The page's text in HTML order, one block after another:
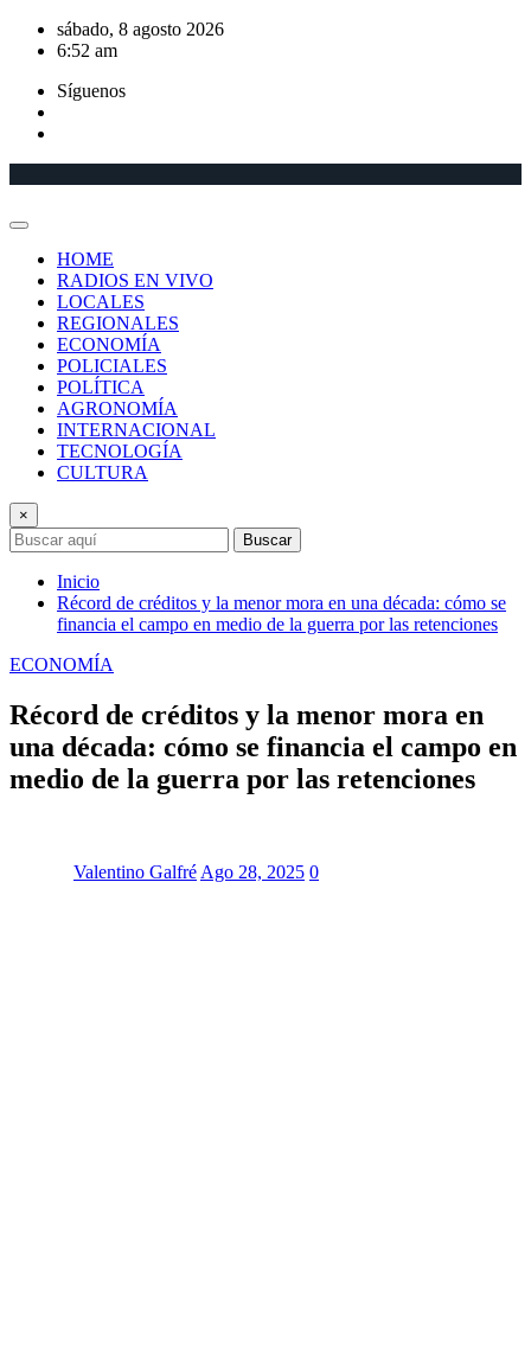
Saltar
sábado, 8 agosto 2026
6:52 am
Síguenos
HOME
RADIOS EN VIVO
LOCALES
REGIONALES
ECONOMÍA
POLICIALES
POLÍTICA
AGRONOMÍA
INTERNACIONAL
TECNOLOGÍA
CULTURA
×
Buscar
Inicio
Récord de créditos y la menor mora en una década: cómo se
financia el campo en medio de la guerra por las retenciones
ECONOMÍA
Récord de créditos y la menor mora en
una década: cómo se financia el campo en
medio de la guerra por las retenciones
Valentino Galfré Ago 28, 2025 0